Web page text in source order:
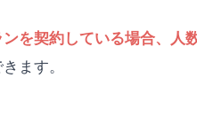
を契約している場合、人
ます。